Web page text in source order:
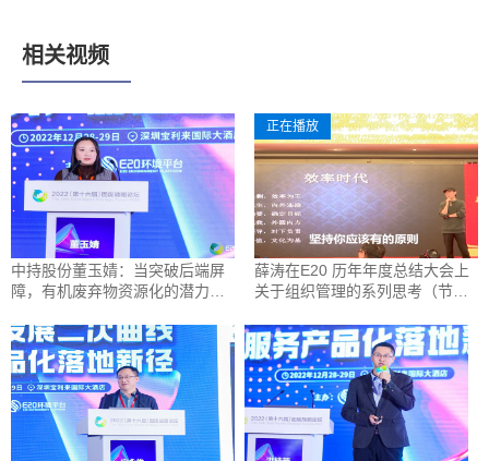
相关视频
中持股份董玉婧：当突破后端屏
障，有机废弃物资源化的潜力有
薛涛在E20 历年年度总结大会上
关于组织管理的系列思考（节
正在播放